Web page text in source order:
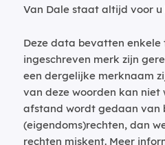
Van Dale staat altijd voor u
Deze data bevatten
ingeschreven merk zijn
een dergelijke merknaam
van deze woorden kan
afstand wordt gedaan van
(eigendoms)rechten, dan
rechten miskent. Meer